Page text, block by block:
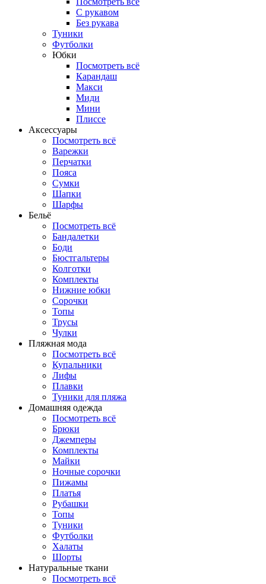
C рукавом
Без рукава
Туники
Футболки
Юбки
Посмотреть всё
Карандаш
Макси
Миди
Мини
Плиссе
Аксессуары
Посмотреть всё
Варежки
Перчатки
Пояса
Сумки
Шапки
Шарфы
Бельё
Посмотреть всё
Бандалетки
Боди
Бюстгальтеры
Колготки
Комплекты
Нижние юбки
Сорочки
Топы
Трусы
Чулки
Пляжная мода
Посмотреть всё
Купальники
Лифы
Плавки
Туники для пляжа
Домашняя одежда
Посмотреть всё
Брюки
Джемперы
Комплекты
Майки
Ночные сорочки
Пижамы
Платья
Рубашки
Топы
Туники
Футболки
Халаты
Шорты
Натуральные ткани
Посмотреть всё